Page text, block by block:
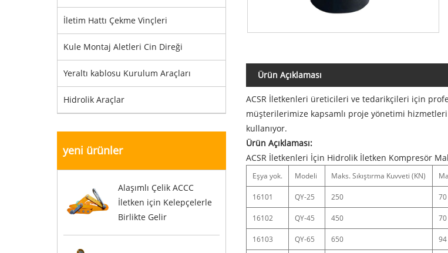
İletim Hattı Çekme Vinçleri
Kule Montaj Aletleri Cin Direği
Yeraltı kablosu Kurulum Araçları
Hidrolik Araçlar
yeni ürünler
Alaşımlı Çelik ACCC
İletken için Kelepçelerle
Birlikte Gelir
Ürün Açıklaması
ACSR İletkenleri üreticileri ve tedarikçileri için
müşterilerimize kapsamlı proje yönetimi
kullanıyor.
Ürün Açıklaması:
ACSR İletkenleri İçin Hidrolik İletken Kompresör
Eşya yok. Modeli Maks. Sıkıştırma Kuvveti (KN)
16101 QY-25 250 70
16102 QY-45 450 70
16103 QY-65 650 94